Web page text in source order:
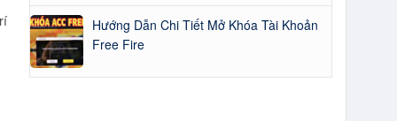
Hướng Dẫn Chi Tiết Mở Khóa Tài Khoản
Free Fire